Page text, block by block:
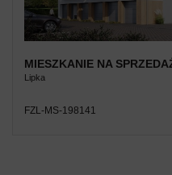
MIESZKANIE NA
Lipka
FZL-MS-198141